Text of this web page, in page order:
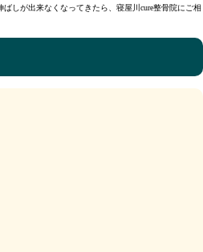
しが出来なくなってきたら、寝屋川cure整骨院にご相